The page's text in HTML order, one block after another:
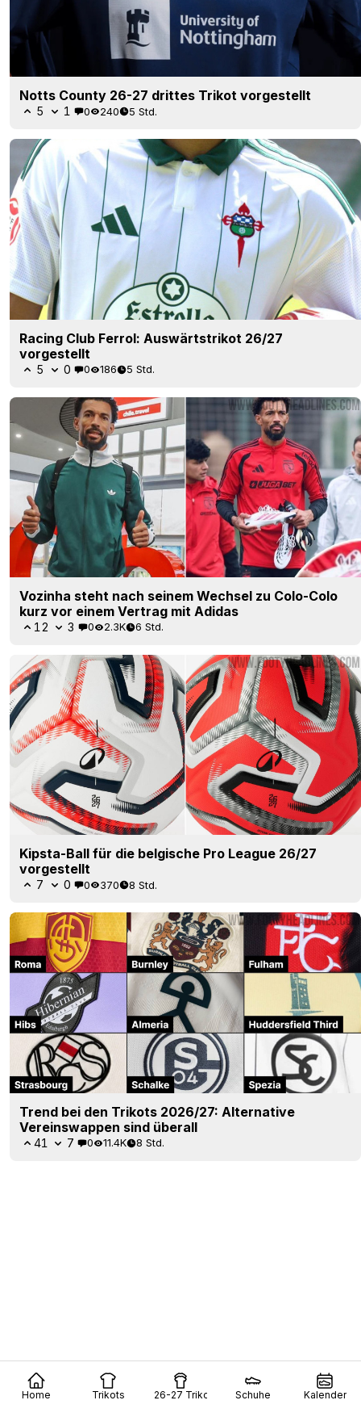
Home Trikots 26-27 Trikots Schuhe Kalender
Notts County 26-27 drittes Trikot vorgestellt
5 1 0 240 5 Std.
Racing Club Ferrol: Auswärtstrikot 26/27
vorgestellt
5 0 0 186 5 Std.
Vozinha steht nach seinem Wechsel zu Colo-Colo
kurz vor einem Vertrag mit Adidas
12 3 0 2.3K 6 Std.
Kipsta-Ball für die belgische Pro League 26/27
vorgestellt
7 0 0 370 8 Std.
Trend bei den Trikots 2026/27: Alternative
Vereinswappen sind überall
41 7 0 11.4K 8 Std.